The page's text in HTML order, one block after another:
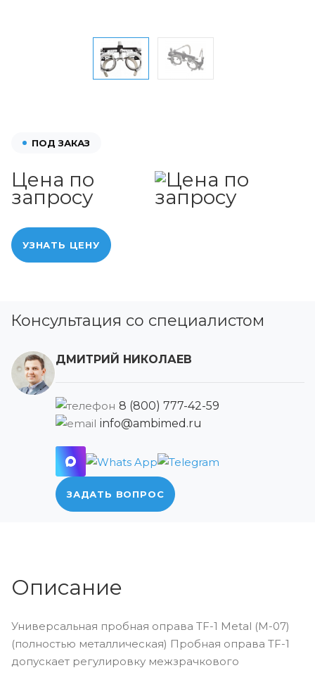
ПОД ЗАКАЗ
Цена по
запросу
УЗНАТЬ ЦЕНУ
Консультация со специалистом
ДМИТРИЙ НИКОЛАЕВ
8 (800) 777-42-59
info@ambimed.ru
ЗАДАТЬ ВОПРОС
Описание
Универсальная пробная оправа TF-1 Metal (M-07)
(полностью металлическая) Пробная оправа TF-1
допускает регулировку межзрачкового